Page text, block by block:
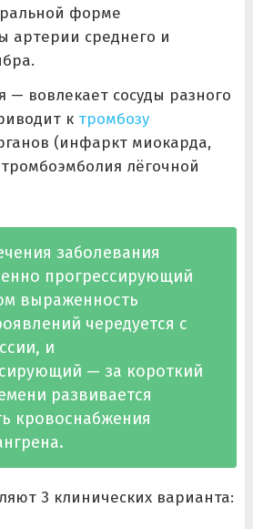
форме
артерии среднего и
— вовлекает сосуды разного
к тромбозу
(инфаркт миокарда,
тромбоэмболия лёгочной
заболевания
прогрессирующий
выраженность
чередуется с
и
— за короткий
развивается
кровоснабжения
3 клинических варианта: